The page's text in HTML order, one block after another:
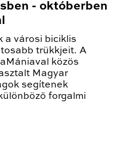
- októberben
a városi biciklis
trükkjeit. A
közös
Magyar
segítenek
forgalmi